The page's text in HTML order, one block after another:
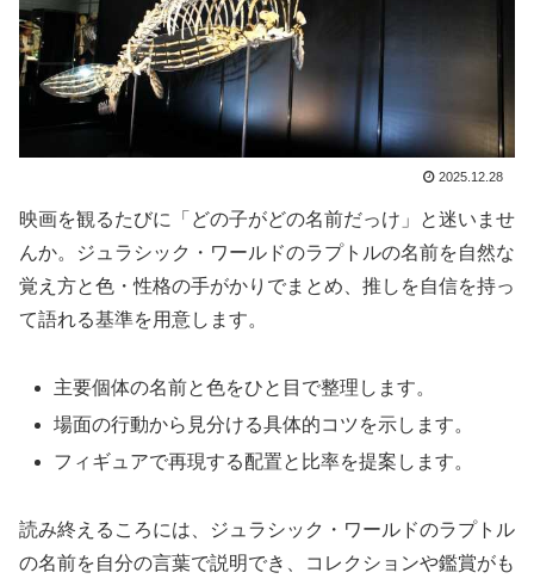
2025.12.28
映画を観るたびに「どの子がどの名前だっけ」と迷いませ
んか。ジュラシック・ワールドのラプトルの名前を自然な
覚え方と色・性格の手がかりでまとめ、推しを自信を持っ
て語れる基準を用意します。
主要個体の名前と色をひと目で整理します。
場面の行動から見分ける具体的コツを示します。
フィギュアで再現する配置と比率を提案します。
読み終えるころには、ジュラシック・ワールドのラプトル
の名前を自分の言葉で説明でき、コレクションや鑑賞がも